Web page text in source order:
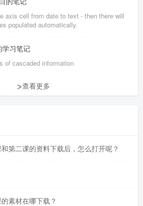
axis cell from date to text - then there will
populated automatically.
学习笔记
of cascaded information
查看更多
第二课的资料下载后，怎么打开呢？
素材在哪下载？